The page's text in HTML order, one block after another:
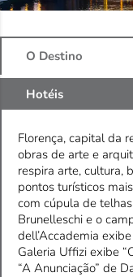
O Destino
Hotéis
Florença, capital da
obras de arte e
respira arte, cultura,
pontos turísticos
com cúpula de
Brunelleschi e o
dell’Accademia
Galeria Uffizi exibe
“A Anunciação” de